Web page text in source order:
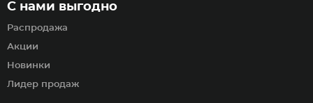
С нами выгодно
Распродажа
Акции
Новинки
Лидер продаж